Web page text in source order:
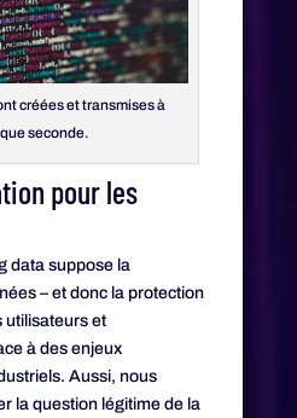
créées et transmises à
seconde.
pour les
data suppose la
– et donc la protection
utilisateurs et
à des enjeux
Aussi, nous
la question légitime de la